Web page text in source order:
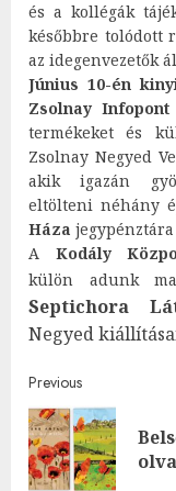
és a kollégák
későbbre tolódott
az idegenvezetők
Június 10-én
Zsolnay
termékeket és
Zsolnay Negyed
akik igazán
eltölteni néhány
Háza jegypénztára
A Kodály
külön adunk
Septichora
Negyed
Post
Previous